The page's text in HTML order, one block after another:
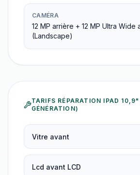
CAMÉRA
12 MP arrière + 12 MP Ultra Wide
(Landscape)
TARIFS RÉPARATION IPAD
GÉNÉRATION)
Vitre avant
Lcd avant LCD